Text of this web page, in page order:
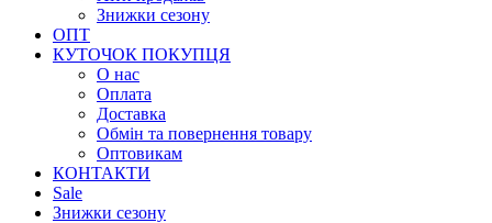
Знижки сезону
ОПТ
КУТОЧОК ПОКУПЦЯ
О нас
Оплата
Доставка
Обмін та повернення товару
Оптовикам
КОНТАКТИ
Sale
Знижки сезону